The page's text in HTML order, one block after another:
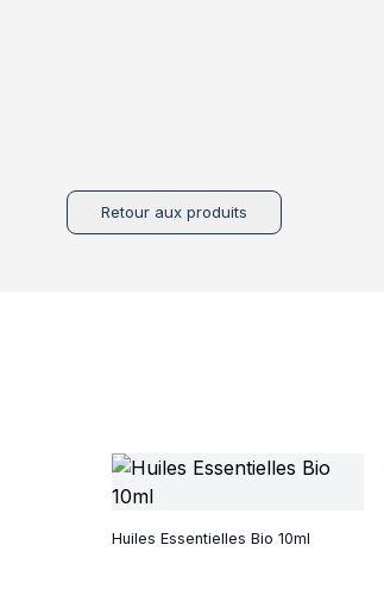
Retour aux produits
Huiles Essentielles Bio 10ml